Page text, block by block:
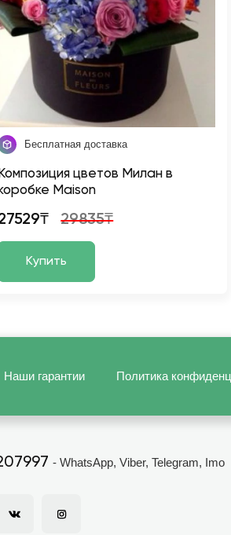
Бесплатная доставка
Композиция цветов Милан в
Maison
29835₸
Купить
Наши гарантии Политика
- WhatsApp, Viber, Telegram, Imo